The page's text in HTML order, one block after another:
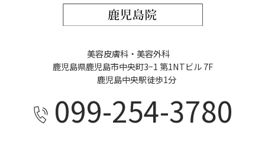
美容皮膚科・美容外科
鹿児島県鹿児島市中央町3−1 第1NTビル 7F
鹿児島中央駅徒歩1分
099-254-3780